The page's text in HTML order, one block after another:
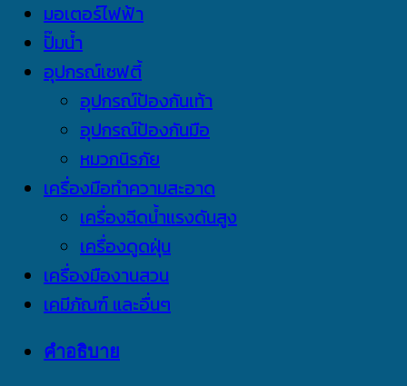
มอเตอร์ไฟฟ้า
ปั๊มน้ำ
อุปกรณ์เซฟตี้
อุปกรณ์ป้องกันเท้า
อุปกรณ์ป้องกันมือ
หมวกนิรภัย
เครื่องมือทำความสะอาด
เครื่องฉีดน้ำแรงดันสูง
เครื่องดูดฝุ่น
เครื่องมืองานสวน
เคมีภัณฑ์ และอื่นๆ
คำอธิบาย